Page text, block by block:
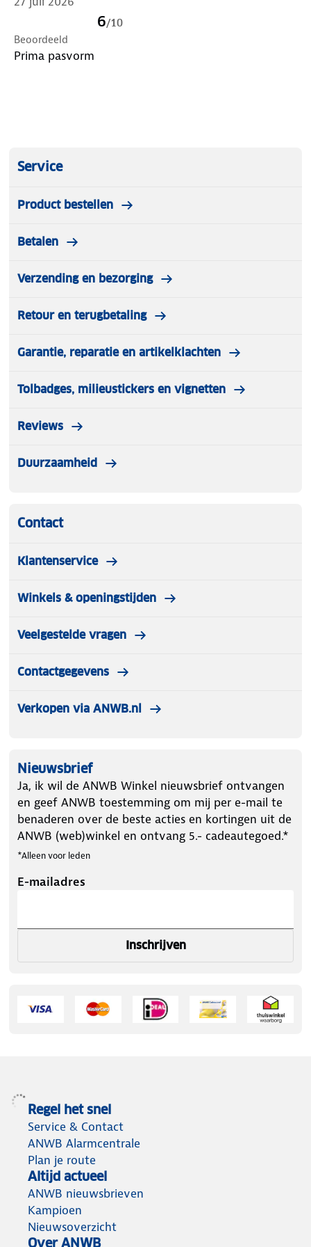
6/10
Beoordeeld
Prima pasvorm
Service
Product bestellen
Betalen
Verzending en bezorging
Retour en terugbetaling
Garantie, reparatie en artikelklachten
Tolbadges, milieustickers en vignetten
Reviews
Duurzaamheid
Contact
Klantenservice
Winkels & openingstijden
Veelgestelde vragen
Contactgegevens
Verkopen via ANWB.nl
Nieuwsbrief
Ja, ik wil de ANWB Winkel nieuwsbrief ontvangen
en geef ANWB toestemming om mij per e-mail te
benaderen over de beste acties en kortingen uit de
ANWB (web)winkel en ontvang 5.- cadeautegoed.*
*Alleen voor leden
E-mailadres
Inschrijven
Regel het snel
Service & Contact
ANWB Alarmcentrale
Plan je route
Altijd actueel
ANWB nieuwsbrieven
Kampioen
Nieuwsoverzicht
Over ANWB